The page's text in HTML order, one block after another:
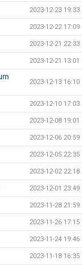
2023-12-23 19:33
2023-12-22 17:09
2023-12-21 22:33
2023-12-21 13:01
2023-12-13 16:10
2023-12-10 17:03
2023-12-08 19:01
2023-12-06 20:59
2023-12-05 22:35
2023-12-02 22:18
2023-12-01 23:49
2023-11-28 21:59
2023-11-26 17:15
2023-11-24 19:46
2023-11-18 16:35